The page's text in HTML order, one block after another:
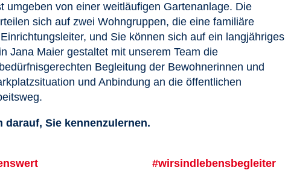
von einer weitläufigen Gartenanlage. Die
sich auf zwei Wohngruppen, die eine familiäre
und Sie können sich auf ein langjähriges
Jana Maier gestaltet mit unserem Team die
Begleitung der Bewohnerinnen und
und Anbindung an die öffentlichen
darauf, Sie kennenzulernen.
#wirsindlebensbegleiter